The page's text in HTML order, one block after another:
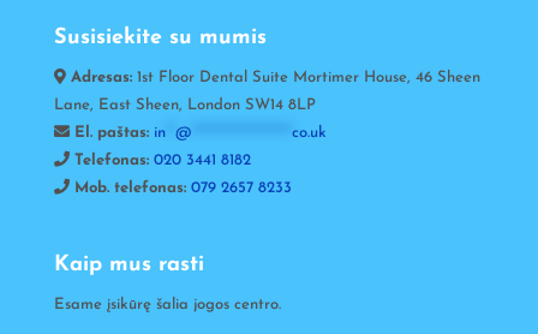
Susisiekite su mumis
Adresas:1st Floor Dental Suite Mortimer House, 46 Sheen
Lane, East Sheen, London SW14 8LP
El. paštas: in** @********************* co.uk
Telefonas: 020 3441 8182
Mob. telefonas: 079 2657 8233
Kaip mus rasti
Esame įsikūrę šalia jogos centro.